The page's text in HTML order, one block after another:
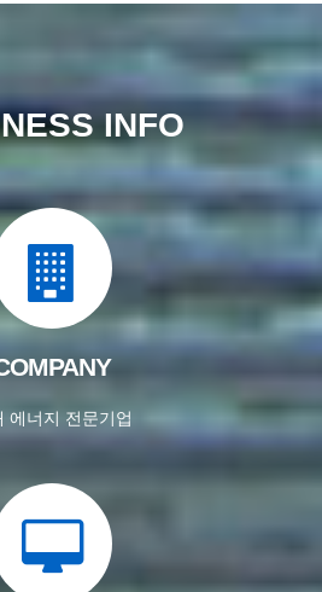
INFO
에너지 전문기업